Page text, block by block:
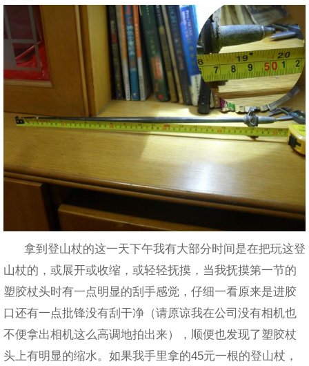
拿到登山杖的这一天下午我有大部分时间是在把玩这登
山杖的，或展开或收缩，或轻轻抚摸，当我抚摸第一节的
塑胶杖头时有一点明显的刮手感觉，仔细一看原来是进胶
口还有一点批锋没有刮干净（请原谅我在公司没有相机也
不便拿出相机这么高调地拍出来），顺便也发现了塑胶杖
头上有明显的缩水。如果我手里拿的45元一根的登山杖，